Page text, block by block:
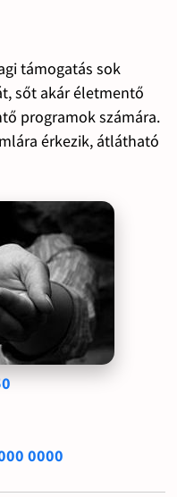
támogatás sok
sőt akár életmentő
programok számára.
érkezik, átlátható
0000